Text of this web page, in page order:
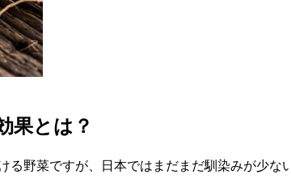
果とは？
野菜ですが、日本ではまだまだ馴染みが少